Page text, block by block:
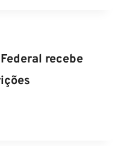
recebe